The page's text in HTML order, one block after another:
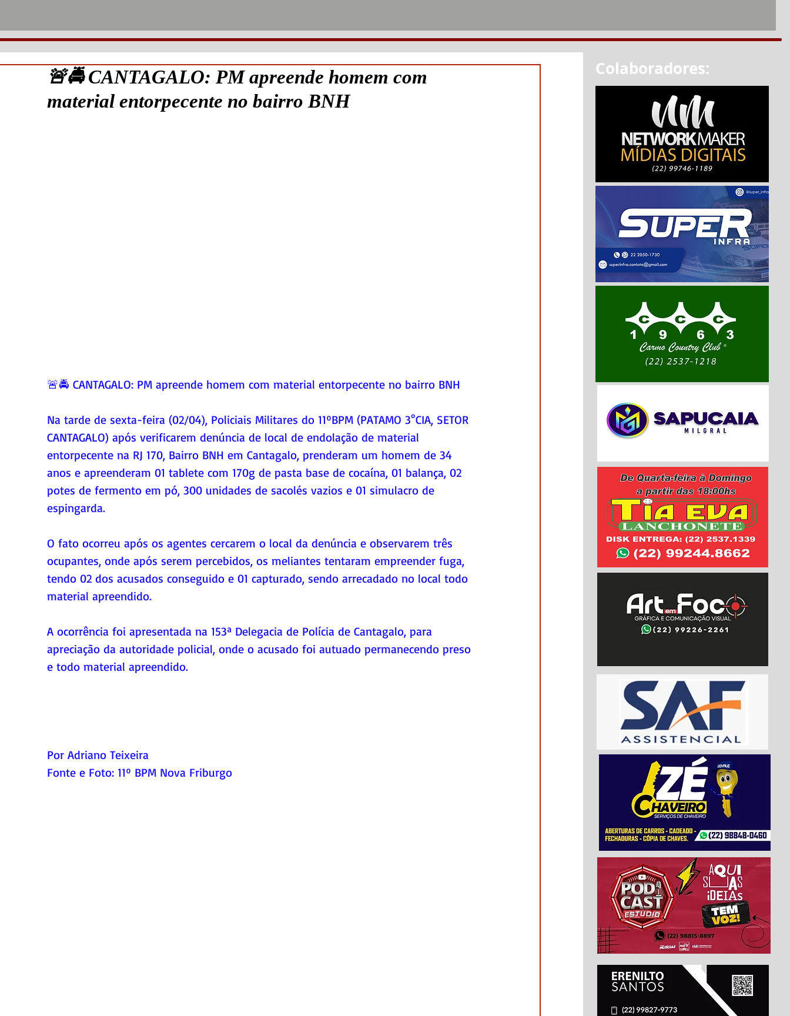
🚨🚔 CANTAGALO: PM apreende homem com
material entorpecente no bairro BNH
🚨🚔 CANTAGALO: PM apreende homem com material entorpecente no bairro BNH
Na tarde de sexta-feira (02/04), Policiais Militares do 11ºBPM (PATAMO 3°CIA, SETOR
CANTAGALO) após verificarem denúncia de local de endolação de material
entorpecente na RJ 170, Bairro BNH em Cantagalo, prenderam um homem de 34
anos e apreenderam 01 tablete com 170g de pasta base de cocaína, 01 balança, 02
potes de fermento em pó, 300 unidades de sacolés vazios e 01 simulacro de
espingarda.
O fato ocorreu após os agentes cercarem o local da denúncia e observarem três
ocupantes, onde após serem percebidos, os meliantes tentaram empreender fuga,
tendo 02 dos acusados conseguido e 01 capturado, sendo arrecadado no local todo
material apreendido.
A ocorrência foi apresentada na 153ª Delegacia de Polícia de Cantagalo, para
apreciação da autoridade policial, onde o acusado foi autuado permanecendo preso
e todo material apreendido.
Por Adriano Teixeira
Fonte e Foto: 11º BPM Nova Friburgo
Colaboradores: